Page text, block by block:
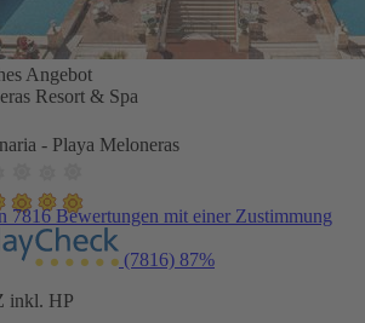
Angebot
Resort & Spa
- Playa Meloneras
7816 Bewertungen mit einer Zustimmung
(7816) 87%
inkl. HP